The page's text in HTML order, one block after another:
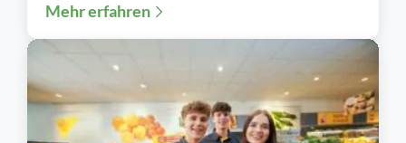
Mehr erfahren